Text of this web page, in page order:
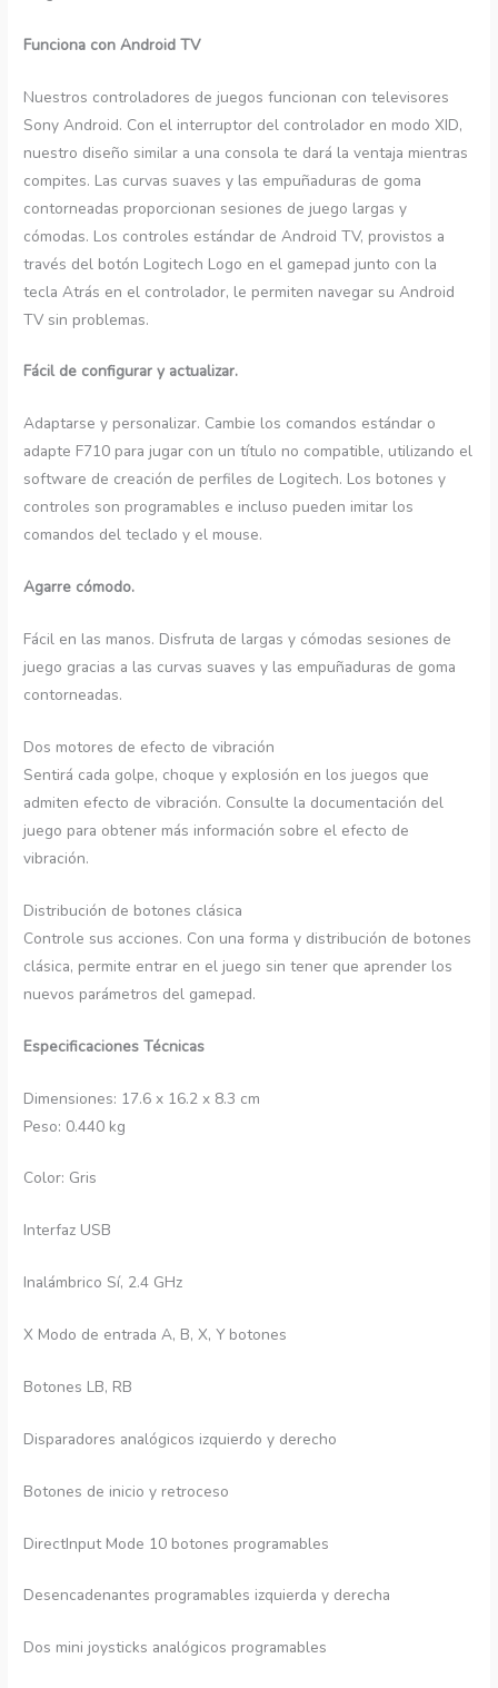
Funciona con Android TV
Nuestros controladores de juegos funcionan con televisores
Sony Android. Con el interruptor del controlador en modo XID,
nuestro diseño similar a una consola te dará la ventaja mientras
compites. Las curvas suaves y las empuñaduras de goma
contorneadas proporcionan sesiones de juego largas y
cómodas. Los controles estándar de Android TV, provistos a
través del botón Logitech Logo en el gamepad junto con la
tecla Atrás en el controlador, le permiten navegar su Android
TV sin problemas.
Fácil de configurar y actualizar.
Adaptarse y personalizar. Cambie los comandos estándar o
adapte F710 para jugar con un título no compatible, utilizando el
software de creación de perfiles de Logitech. Los botones y
controles son programables e incluso pueden imitar los
comandos del teclado y el mouse.
Agarre cómodo.
Fácil en las manos. Disfruta de largas y cómodas sesiones de
juego gracias a las curvas suaves y las empuñaduras de goma
contorneadas.
Dos motores de efecto de vibración
Sentirá cada golpe, choque y explosión en los juegos que
admiten efecto de vibración. Consulte la documentación del
juego para obtener más información sobre el efecto de
vibración.
Distribución de botones clásica
Controle sus acciones. Con una forma y distribución de botones
clásica, permite entrar en el juego sin tener que aprender los
nuevos parámetros del gamepad.
Especificaciones Técnicas
Dimensiones: 17.6 x 16.2 x 8.3 cm
Peso: 0.440 kg
Color: Gris
Interfaz USB
Inalámbrico Sí, 2.4 GHz
X Modo de entrada A, B, X, Y botones
Botones LB, RB
Disparadores analógicos izquierdo y derecho
Botones de inicio y retroceso
DirectInput Mode 10 botones programables
Desencadenantes programables izquierda y derecha
Dos mini joysticks analógicos programables